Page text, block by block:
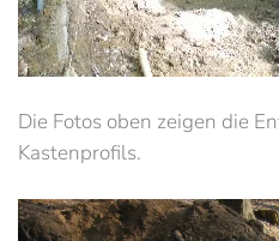
Die Fotos oben zeigen die
Kastenprofils.